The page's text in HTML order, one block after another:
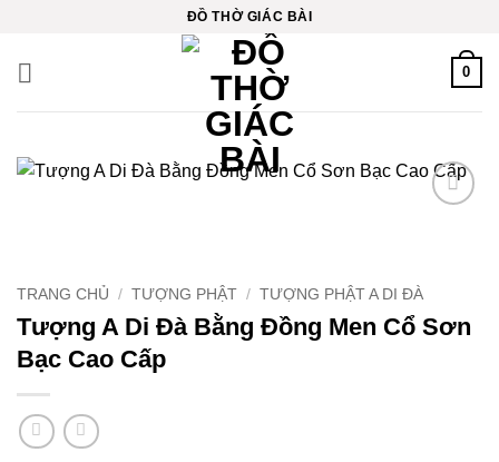
Panel
Panel
nội
ĐỒ THỜ GIÁC BÀI
0
TRANG CHỦ / TƯỢNG PHẬT / TƯỢNG PHẬT A DI ĐÀ
Tượng A Di Đà Bằng Đồng Men Cổ Sơn
Bạc Cao Cấp